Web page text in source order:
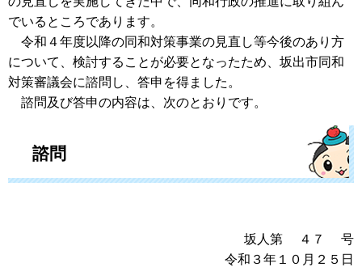
でいるところであります。
令和４年度以降の同和対策事業の見直し等今後のあり方
について、検討することが必要となったため、坂出市同和
対策審議会に諮問し、答申を得ました。
諮問及び答申の内容は、次のとおりです。
諮問
坂人第 ４７ 号
令和３年１０月２５日